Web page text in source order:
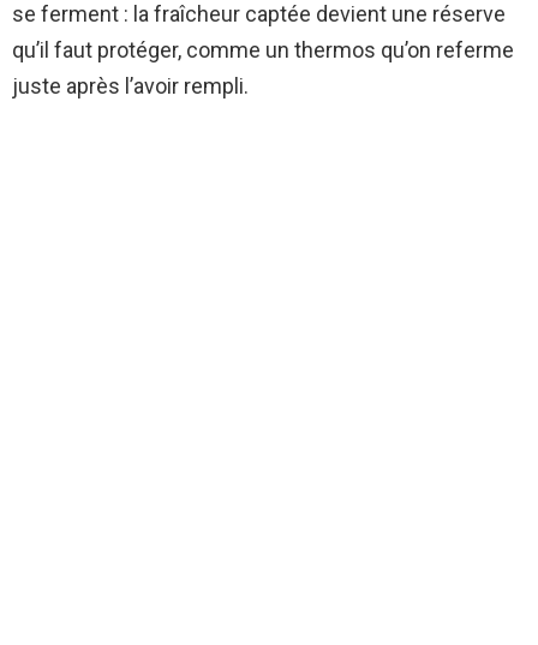
se ferment : la fraîcheur captée devient une réserve
qu’il faut protéger, comme un thermos qu’on referme
juste après l’avoir rempli.